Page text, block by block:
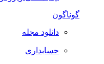
گوناگون
دانلود مجله
حسابداری